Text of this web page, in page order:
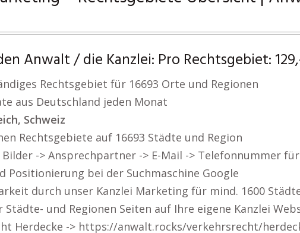
Anwalt / die Kanzlei: Pro Rechtsgebiet:
Rechtsgebiet für 16693 Orte und Regionen
aus Deutschland jeden Monat
Schweiz
Rechtsgebiete auf 16693 Städte und Region
-> Ansprechpartner -> E-Mail -> Telefonnummer
Positionierung bei der Suchmaschine Google
durch unser Kanzlei Marketing für mind. 1600
und Regionen Seiten auf Ihre eigene Kanzlei
Herdecke -> https://anwalt.rocks/verkehrsrecht/